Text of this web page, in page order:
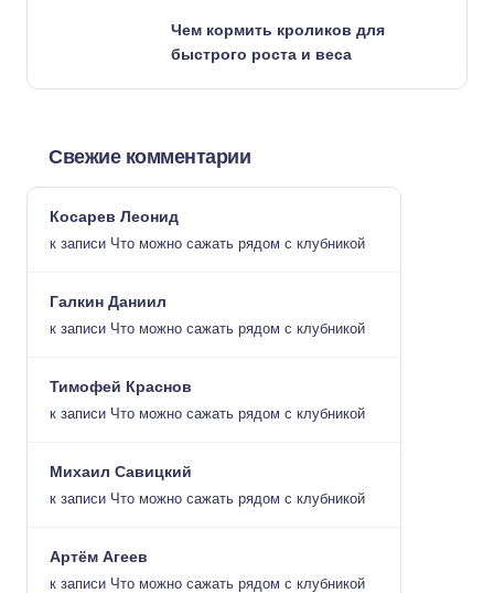
Чем кормить кроликов для
быстрого роста и веса
Свежие комментарии
Косарев Леонид
к записи Что можно сажать рядом с клубникой
Галкин Даниил
к записи Что можно сажать рядом с клубникой
Тимофей Краснов
к записи Что можно сажать рядом с клубникой
Михаил Савицкий
к записи Что можно сажать рядом с клубникой
Артём Агеев
к записи Что можно сажать рядом с клубникой